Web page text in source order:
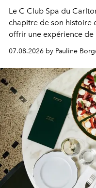
Le C Club Spa du
chapitre de son histoire
offrir une expérience
07.08.2026 by Pauline